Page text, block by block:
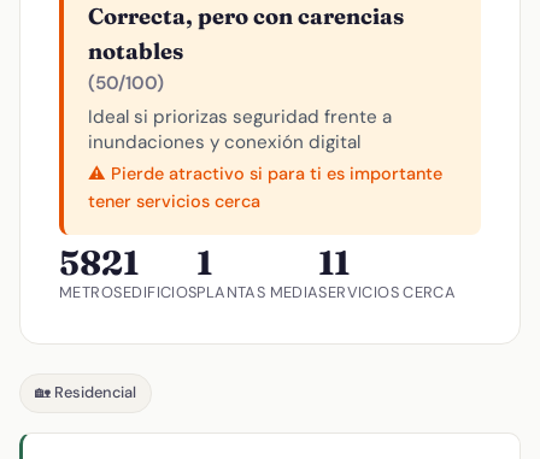
Correcta, pero con carencias
notables
(50/100)
Ideal si priorizas seguridad frente a
inundaciones y conexión digital
⚠️ Pierde atractivo si para ti es importante
tener servicios cerca
582
METROS
1
EDIFICIOS
1
PLANTAS MEDIA
11
SERVICIOS CERCA
🏡 Residencial